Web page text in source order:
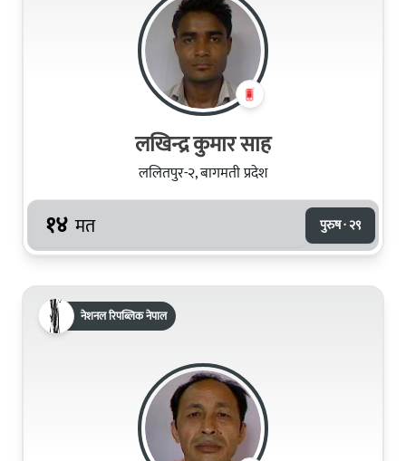
लखिन्द्र कुमार साह
ललितपुर-२, बागमती प्रदेश
१४ मत पुरुष · २९
नेशनल रिपब्लिक नेपाल